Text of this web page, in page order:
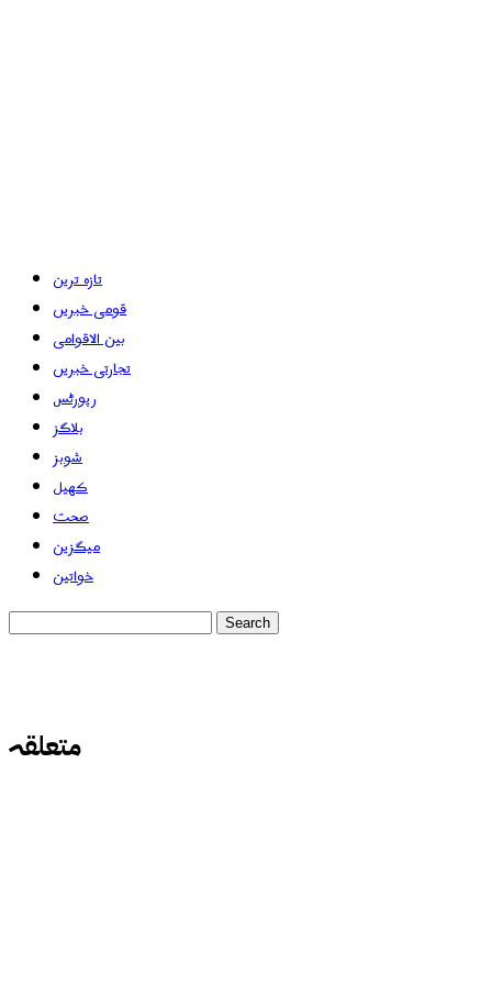
تازہ ترین
قومی خبریں
بین الاقوامی
تجارتی خبریں
رپورٹس
بلاگز
شوبز
کھیل
صحت
میگزین
خواتین
متعلقہ